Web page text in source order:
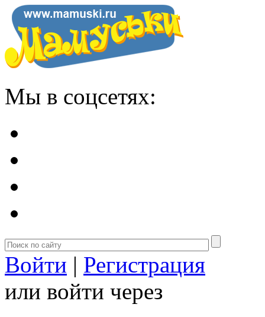
Мы в соцсетях:
Войти | Регистрация
или войти через